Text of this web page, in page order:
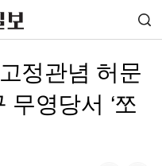
정관념 허문
영당서 ‘쪼